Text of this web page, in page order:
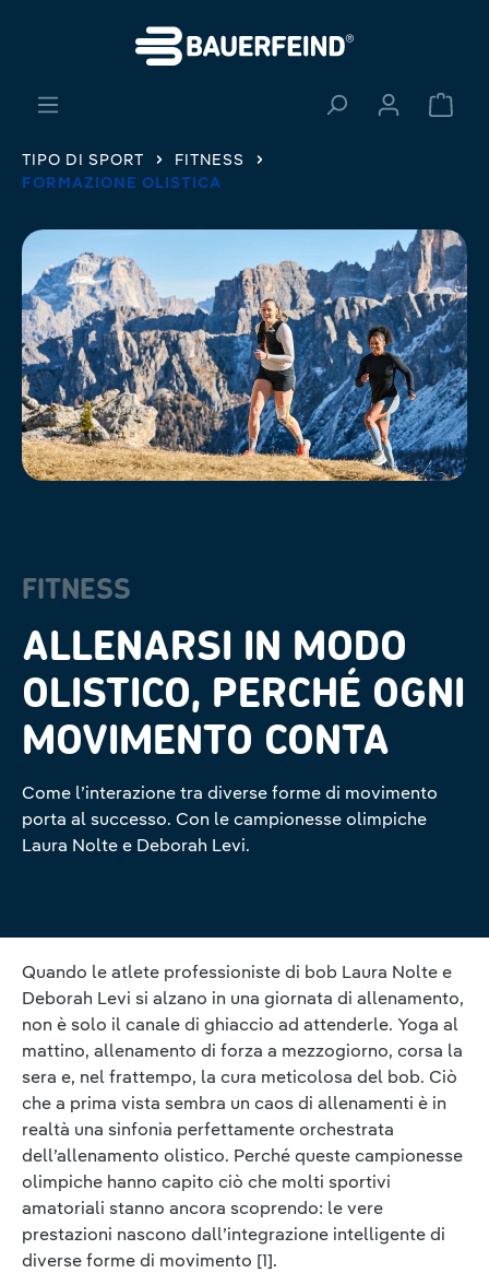
Il
TIPO DI SPORT
FITNESS
FORMAZIONE OLISTICA
FITNESS
ALLENARSI IN MODO
OLISTICO, PERCHÉ OGNI
MOVIMENTO CONTA
Come l’interazione tra diverse forme di movimento
porta al successo. Con le campionesse olimpiche
Laura Nolte e Deborah Levi.
Quando le atlete professioniste di bob Laura Nolte e
Deborah Levi si alzano in una giornata di allenamento,
non è solo il canale di ghiaccio ad attenderle. Yoga al
mattino, allenamento di forza a mezzogiorno, corsa la
sera e, nel frattempo, la cura meticolosa del bob. Ciò
che a prima vista sembra un caos di allenamenti è in
realtà una sinfonia perfettamente orchestrata
dell’allenamento olistico. Perché queste campionesse
olimpiche hanno capito ciò che molti sportivi
amatoriali stanno ancora scoprendo: le vere
prestazioni nascono dall’integrazione intelligente di
diverse forme di movimento [1].